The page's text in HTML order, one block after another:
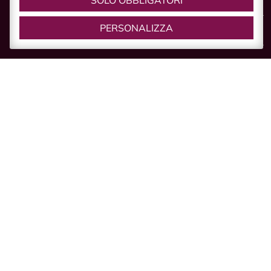
Sagra dell’Uva e del Lambrusco Grasparossa
Dama Vivente e Festa a Castello
Mercurdo
PERSONALIZZA